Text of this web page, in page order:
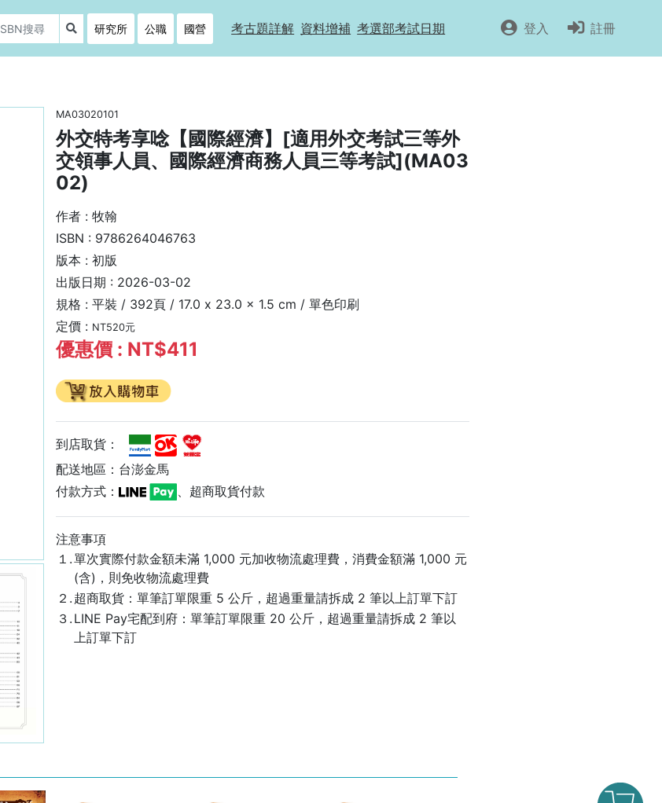
研究所 公職 國營 考古題詳解 資料增補 考選部考試日期 登入 註冊
MA03020101
外交特考享唸【國際經濟】[適用外交考試三等外
交領事人員、國際經濟商務人員三等考試](MA03
02)
作者 : 牧翰
ISBN : 9786264046763
版本 : 初版
出版日期 : 2026-03-02
規格 :平裝 / 392頁 / 17.0 x 23.0 x 1.5 cm /單色印刷
定價 : NT520元
優惠價 : NT$411
到店取貨：
配送地區：台澎金馬
付款方式：
、超商取貨付款
注意事項
１.單次實際付款金額未滿 1,000 元加收物流處理費，消費金額滿 1,000 元
(含)，則免收物流處理費
２. 超商取貨：單筆訂單限重 5 公斤，超過重量請拆成 2 筆以上訂單下訂
３. LINE Pay宅配到府：單筆訂單限重 20 公斤，超過重量請拆成 2 筆以
上訂單下訂